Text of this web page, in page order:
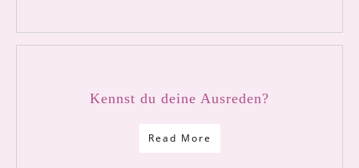
Kennst du deine Ausreden?
Read More